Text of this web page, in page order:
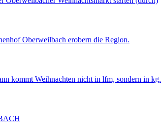
Oberweilbach erobern die Region.
kommt Weihnachten nicht in lfm, sondern in kg.